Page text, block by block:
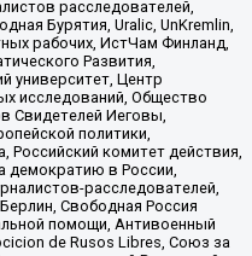
расследователей,
Бурятия, Uralic, UnKremlin,
рабочих, ИстЧам Финланд,
Развития,
университет, Центр
исследований, Общество
Свидетелей Иеговы,
политики,
Российский комитет действия,
демократию в России,
расследователей,
Свободная Россия
помощи, Антивоенный
de Rusos Libres, Союз за